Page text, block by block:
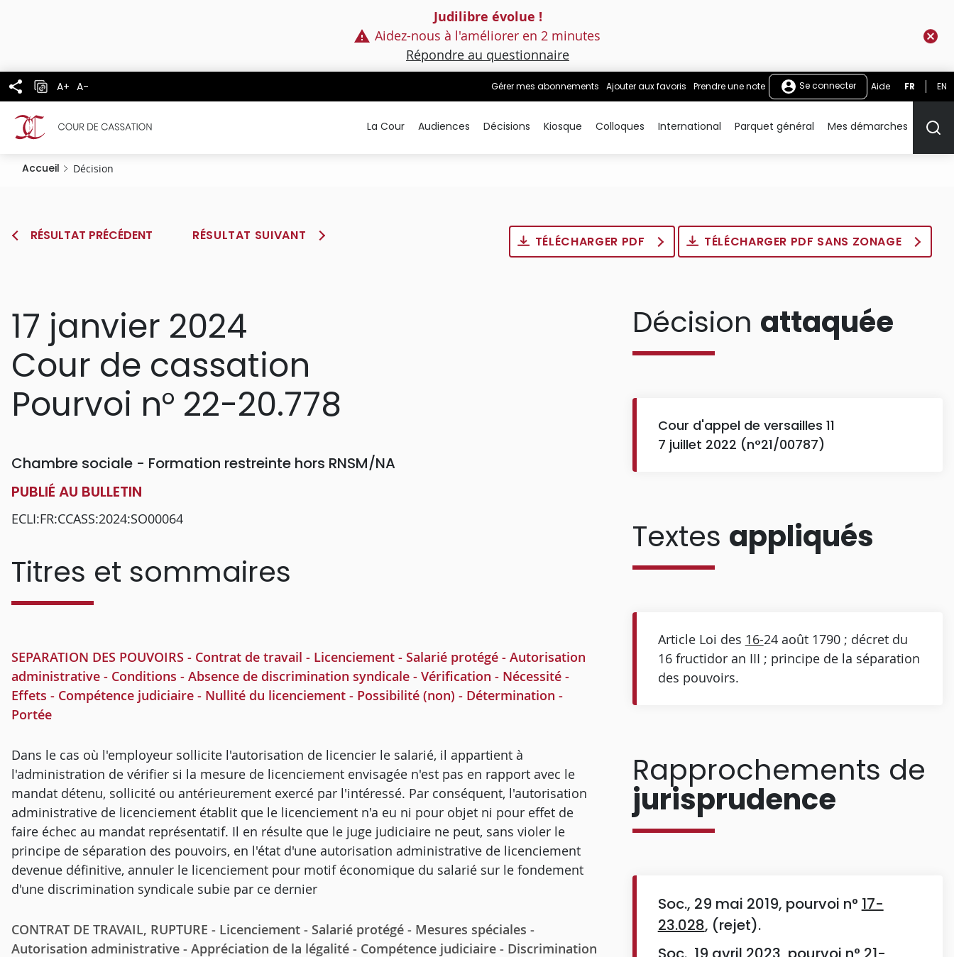
Judilibre évolue !
Aidez-nous à l'améliorer en 2 minutes
Répondre au questionnaire
A+ A- Gérer mes abonnements Ajouter aux favoris Prendre une note Se connecter Aide FR EN
La Cour Audiences Décisions Kiosque Colloques International Parquet général Mes démarches
Accueil Décision
TÉLÉCHARGER PDF TÉLÉCHARGER PDF SANS ZONAGE
RÉSULTAT PRÉCÉDENT RÉSULTAT SUIVANT
17 janvier 2024
Cour de cassation
Pourvoi n° 22-20.778
Chambre sociale - Formation restreinte hors RNSM/NA
PUBLIÉ AU BULLETIN
ECLI:FR:CCASS:2024:SO00064
Titres et sommaires
SEPARATION DES POUVOIRS - Contrat de travail - Licenciement - Salarié protégé - Autorisation
administrative - Conditions - Absence de discrimination syndicale - Vérification - Nécessité -
Effets - Compétence judiciaire - Nullité du licenciement - Possibilité (non) - Détermination -
Portée
Dans le cas où l'employeur sollicite l'autorisation de licencier le salarié, il appartient à
l'administration de vérifier si la mesure de licenciement envisagée n'est pas en rapport avec le
mandat détenu, sollicité ou antérieurement exercé par l'intéressé. Par conséquent, l'autorisation
administrative de licenciement établit que le licenciement n'a eu ni pour objet ni pour effet de
faire échec au mandat représentatif. Il en résulte que le juge judiciaire ne peut, sans violer le
principe de séparation des pouvoirs, en l'état d'une autorisation administrative de licenciement
devenue définitive, annuler le licenciement pour motif économique du salarié sur le fondement
d'une discrimination syndicale subie par ce dernier
CONTRAT DE TRAVAIL, RUPTURE - Licenciement - Salarié protégé - Mesures spéciales -
Autorisation administrative - Appréciation de la légalité - Compétence judiciaire - Discrimination
Décision attaquée
Cour d'appel de versailles 11
7 juillet 2022 (n°21/00787)
Textes appliqués
Article Loi des 16-24 août 1790 ; décret du
16 fructidor an III ; principe de la séparation
des pouvoirs.
Rapprochements de
jurisprudence
Soc., 29 mai 2019, pourvoi n° 17-
23.028, (rejet).